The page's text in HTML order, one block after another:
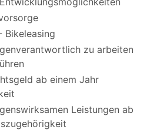
zu arbeiten
ab einem Jahr
Leistungen ab